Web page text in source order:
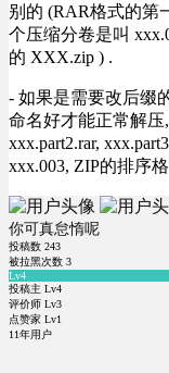
别的 (RAR格式的第
个压缩分卷是叫
的 XXX.zip ) .
- 如果是需要改后缀
命名好才能正常解压
xxx.part2.rar,
xxx.003, ZIP的排序
你可真怠惰呢
投稿数 243
被拉黑次数 3
Lv4
投稿主 Lv4
评价师 Lv3
点赞家 Lv1
11年用户